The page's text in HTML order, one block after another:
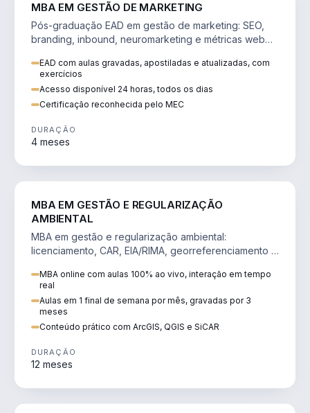
MBA EM GESTÃO DE MARKETING
Pós-graduação EAD em gestão de marketing: SEO,
branding, inbound, neuromarketing e métricas web
EAD com aulas gravadas, apostiladas e atualizadas, com
exercícios
Acesso disponível 24 horas, todos os dias
Certificação reconhecida pelo MEC
DURAÇÃO
4 meses
MBA EM GESTÃO E REGULARIZAÇÃO
AMBIENTAL
MBA em gestão e regularização ambiental:
licenciamento, CAR, EIA/RIMA, georreferenciamento e
MBA online com aulas 100% ao vivo, interação em tempo
real
Aulas em 1 final de semana por mês, gravadas por 3
meses
Conteúdo prático com ArcGIS, QGIS e SiCAR
DURAÇÃO
12 meses